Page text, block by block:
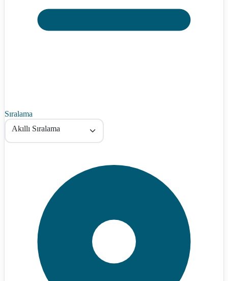
Sıralama
Akıllı Sıralama